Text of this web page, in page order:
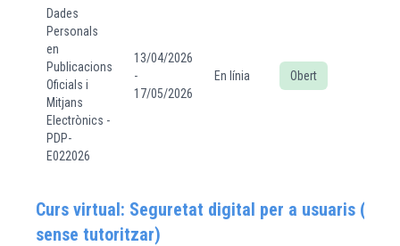
Dades
Personals
en
Publicacions
Oficials i
Mitjans
Electrònics -
PDP-
E022026
13/04/2026
-
17/05/2026
En línia Obert
Curs virtual: Seguretat digital per a usuaris
sense tutoritzar)